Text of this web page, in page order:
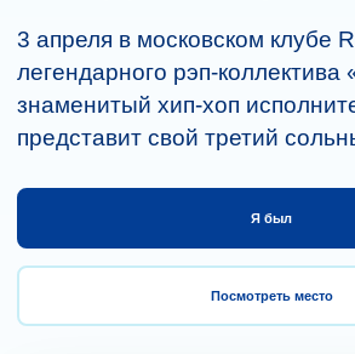
3 апреля в московском клубе
легендарного рэп-
знаменитый хип-хоп
представит свой третий
Я был
Посмотреть место